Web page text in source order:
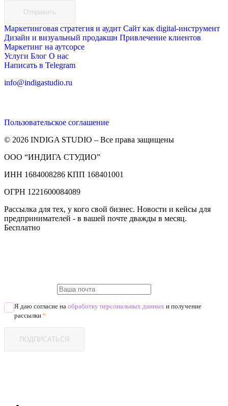
Отправить
Маркетинговая стратегия и аудит Сайт как digital-инструмент
Дизайн и визуальный продакшн Привлечение клиентов
Маркетинг на аутсорсе
Услуги Блог О нас
Написать в Telegram
info@indigastudio.ru
Пользовательское соглашение
© 2026 INDIGA STUDIO – Все права защищены
ООО “ИНДИГА СТУДИО”
ИНН 1684008286 КПП 168401001
ОГРН 1221600084089
Рассылка для тех, у кого свой бизнес. Новости и кейсы для
предпринимателей - в вашей почте дважды в месяц.
Бесплатно
Я даю согласие на обработку персональных данных и получение
рассылки*
ПОДПИСАТЬСЯ